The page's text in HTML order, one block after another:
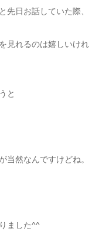
先日お話していた際、
見れるのは嬉しいけれ
と
当然なんですけどね。
ました^^